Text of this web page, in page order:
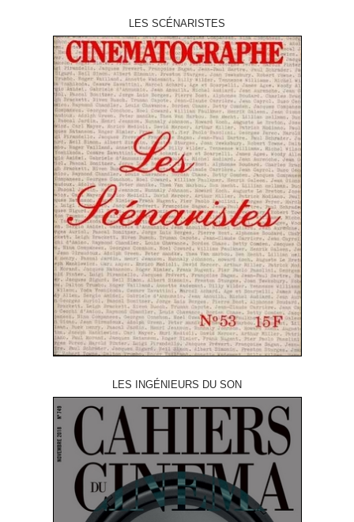
LES SCÉNARISTES
LES INGÉNIEURS DU SON